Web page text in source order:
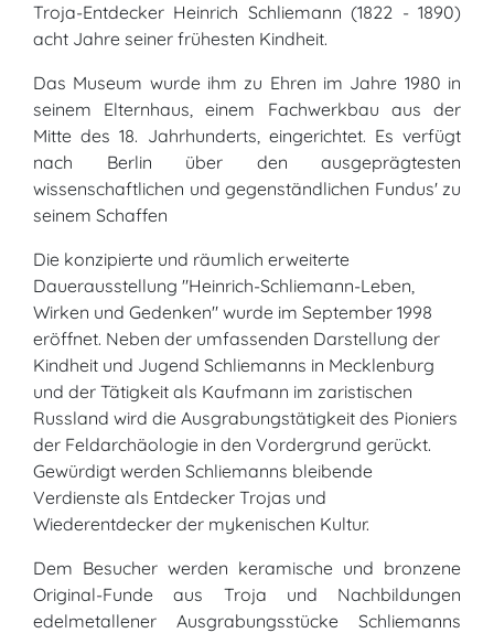
Troja-Entdecker Heinrich Schliemann (1822 - 1890)
acht Jahre seiner frühesten Kindheit.
Das Museum wurde ihm zu Ehren im Jahre 1980 in
seinem Elternhaus, einem Fachwerkbau aus der
Mitte des 18. Jahrhunderts, eingerichtet. Es verfügt
nach Berlin über den ausgeprägtesten
wissenschaftlichen und gegenständlichen Fundus' zu
seinem Schaffen
Die konzipierte und räumlich erweiterte
Dauerausstellung "Heinrich-Schliemann-Leben,
Wirken und Gedenken" wurde im September 1998
eröffnet. Neben der umfassenden Darstellung der
Kindheit und Jugend Schliemanns in Mecklenburg
und der Tätigkeit als Kaufmann im zaristischen
Russland wird die Ausgrabungstätigkeit des Pioniers
der Feldarchäologie in den Vordergrund gerückt.
Gewürdigt werden Schliemanns bleibende
Verdienste als Entdecker Trojas und
Wiederentdecker der mykenischen Kultur.
Dem Besucher werden keramische und bronzene
Original-Funde aus Troja und Nachbildungen
edelmetallener Ausgrabungsstücke Schliemanns